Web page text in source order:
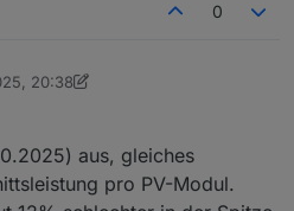
0
20:38
10. Feb. 2025, 14:56
aus, gleiches
pro PV-Modul.